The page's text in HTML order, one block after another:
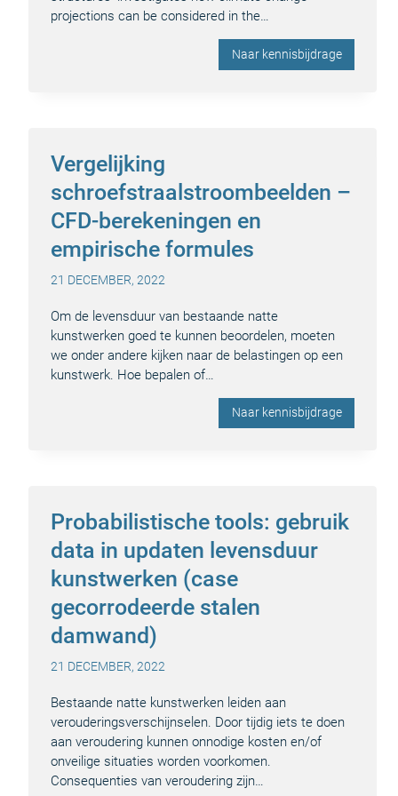
projections can be considered in the…
Naar kennisbijdrage
Vergelijking
schroefstraalstroombeelden –
CFD-berekeningen en
empirische formules
21 DECEMBER, 2022
Om de levensduur van bestaande natte
kunstwerken goed te kunnen beoordelen, moeten
we onder andere kijken naar de belastingen op een
kunstwerk. Hoe bepalen of…
Naar kennisbijdrage
Probabilistische tools: gebruik
data in updaten levensduur
kunstwerken (case
gecorrodeerde stalen
damwand)
21 DECEMBER, 2022
Bestaande natte kunstwerken leiden aan
verouderingsverschijnselen. Door tijdig iets te doen
aan veroudering kunnen onnodige kosten en/of
onveilige situaties worden voorkomen.
Consequenties van veroudering zijn…